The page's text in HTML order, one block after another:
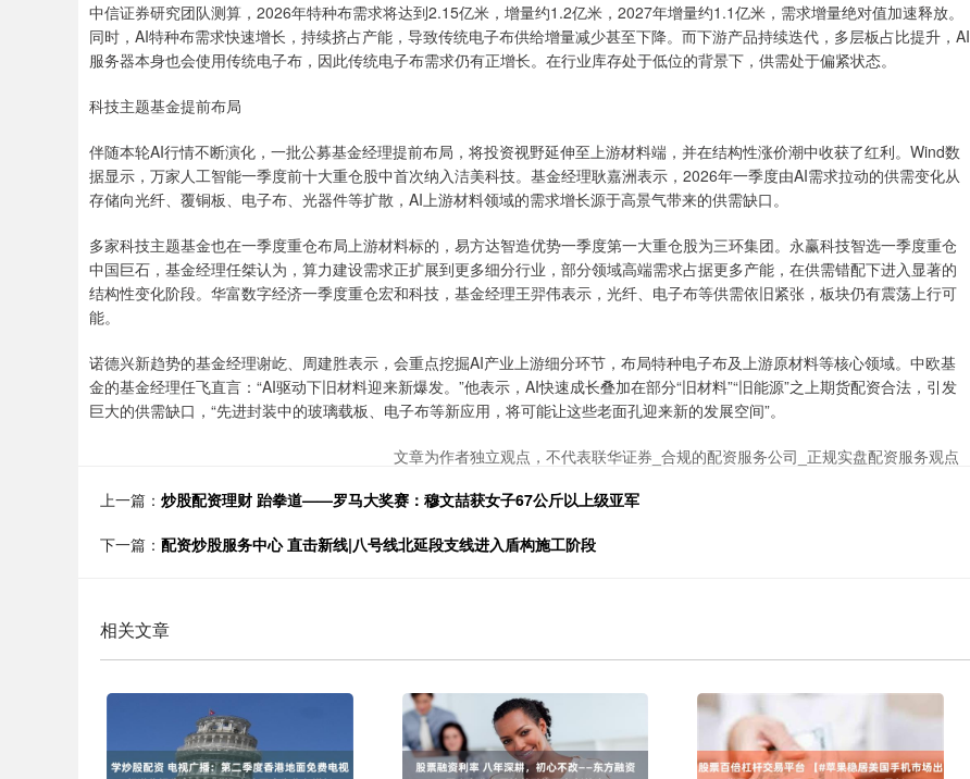
中信证券研究团队测算，2026年特种布需求将达到2.15亿米，增量约1.2亿米，2027年增量约1.1亿米，需求增量绝对值加速释放。
同时，AI特种布需求快速增长，持续挤占产能，导致传统电子布供给增量减少甚至下降。而下游产品持续迭代，多层板占比提升，AI
服务器本身也会使用传统电子布，因此传统电子布需求仍有正增长。在行业库存处于低位的背景下，供需处于偏紧状态。
科技主题基金提前布局
伴随本轮AI行情不断演化，一批公募基金经理提前布局，将投资视野延伸至上游材料端，并在结构性涨价潮中收获了红利。Wind数
据显示，万家人工智能一季度前十大重仓股中首次纳入洁美科技。基金经理耿嘉洲表示，2026年一季度由AI需求拉动的供需变化从
存储向光纤、覆铜板、电子布、光器件等扩散，AI上游材料领域的需求增长源于高景气带来的供需缺口。
多家科技主题基金也在一季度重仓布局上游材料标的，易方达智造优势一季度第一大重仓股为三环集团。永赢科技智选一季度重仓
中国巨石，基金经理任桀认为，算力建设需求正扩展到更多细分行业，部分领域高端需求占据更多产能，在供需错配下进入显著的
结构性变化阶段。华富数字经济一季度重仓宏和科技，基金经理王羿伟表示，光纤、电子布等供需依旧紧张，板块仍有震荡上行可
能。
诺德兴新趋势的基金经理谢屹、周建胜表示，会重点挖掘AI产业上游细分环节，布局特种电子布及上游原材料等核心领域。中欧基
金的基金经理任飞直言：“AI驱动下旧材料迎来新爆发。”他表示，AI快速成长叠加在部分“旧材料”“旧能源”之上期货配资合法，引发
巨大的供需缺口，“先进封装中的玻璃载板、电子布等新应用，将可能让这些老面孔迎来新的发展空间”。
文章为作者独立观点，不代表联华证券_合规的配资服务公司_正规实盘配资服务观点
上一篇： 炒股配资理财 跆拳道——罗马大奖赛：穆文喆获女子67公斤以上级亚军
下一篇： 配资炒股服务中心 直击新线|八号线北延段支线进入盾构施工阶段
相关文章